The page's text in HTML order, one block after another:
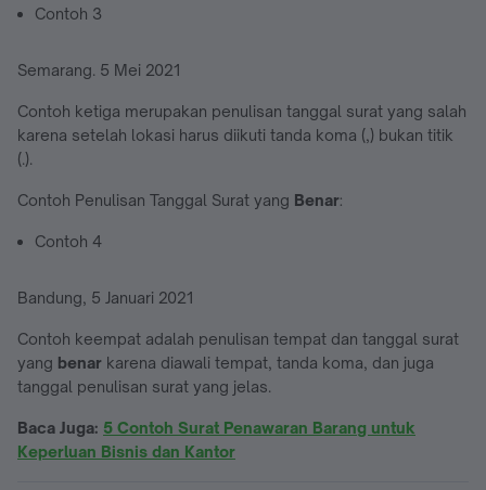
Contoh 3
Semarang. 5 Mei 2021
Contoh ketiga merupakan penulisan tanggal surat yang salah
karena setelah lokasi harus diikuti tanda koma (,) bukan titik
(.).
Contoh Penulisan Tanggal Surat yang Benar:
Contoh 4
Bandung, 5 Januari 2021
Contoh keempat adalah penulisan tempat dan tanggal surat
yang benar karena diawali tempat, tanda koma, dan juga
tanggal penulisan surat yang jelas.
Baca Juga: 5 Contoh Surat Penawaran Barang untuk
Keperluan Bisnis dan Kantor